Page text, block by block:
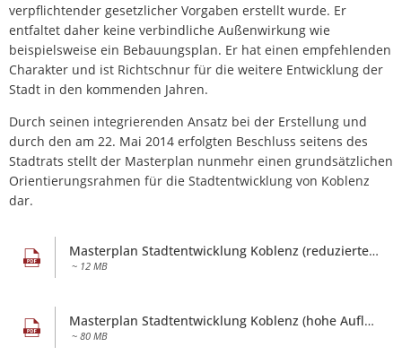
verpflichtender gesetzlicher Vorgaben erstellt wurde. Er
entfaltet daher keine verbindliche Außenwirkung wie
beispielsweise ein Bebauungsplan. Er hat einen empfehlenden
Charakter und ist Richtschnur für die weitere Entwicklung der
Stadt in den kommenden Jahren.
Durch seinen integrierenden Ansatz bei der Erstellung und
durch den am 22. Mai 2014 erfolgten Beschluss seitens des
Stadtrats stellt der Masterplan nunmehr einen grundsätzlichen
Orientierungsrahmen für die Stadtentwicklung von Koblenz
dar.
Masterplan Stadtentwicklung Koblenz (reduzierte Auflösung).pdf
~ 12 MB
Masterplan Stadtentwicklung Koblenz (hohe Auflösung).pdf
~ 80 MB